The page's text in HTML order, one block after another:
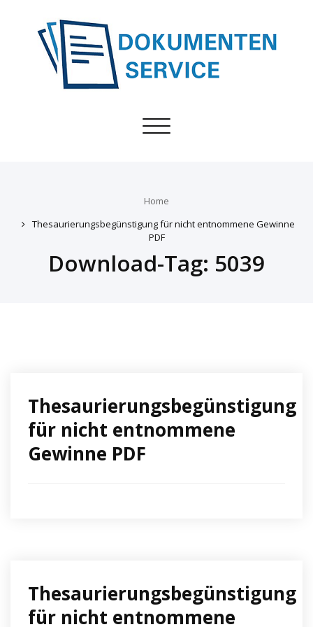
Toggle
Home
Thesaurierungsbegünstigung für nicht entnommene Gewinne
PDF
Download-Tag: 5039
Thesaurierungsbegünstigung
für nicht entnommene
Gewinne PDF
Thesaurierungsbegünstigung
für nicht entnommene